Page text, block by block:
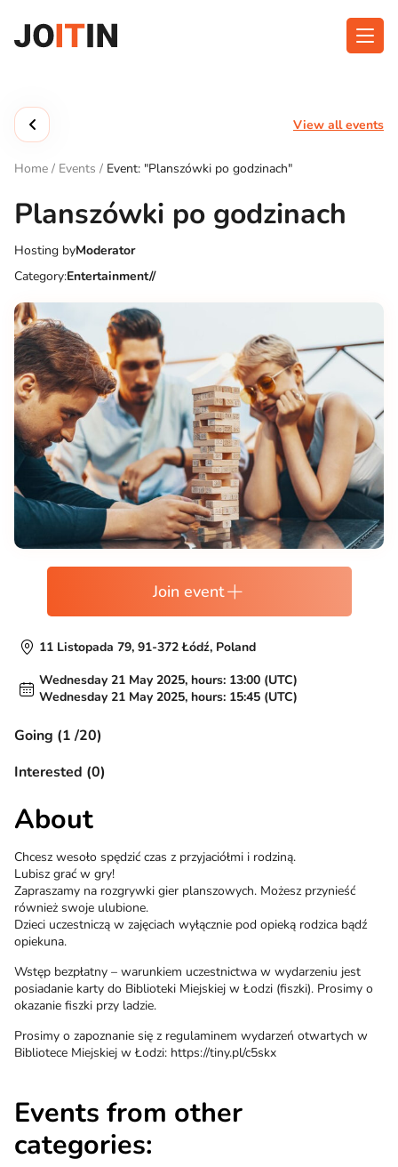
content
Get the App:
View all events
Home / Events / Event: "Planszówki po godzinach"
Planszówki po godzinach
Hosting byModerator
Category:Entertainment//
Join event
11 Listopada 79, 91-372 Łódź, Poland
Wednesday 21 May 2025, hours: 13:00 (UTC)
Wednesday 21 May 2025, hours: 15:45 (UTC)
Going (1 /20)
Interested (0)
About
Chcesz wesoło spędzić czas z przyjaciółmi i rodziną.
Lubisz grać w gry!
Zapraszamy na rozgrywki gier planszowych. Możesz przynieść
również swoje ulubione.
Dzieci uczestniczą w zajęciach wyłącznie pod opieką rodzica bądź
opiekuna.
Wstęp bezpłatny – warunkiem uczestnictwa w wydarzeniu jest
posiadanie karty do Biblioteki Miejskiej w Łodzi (fiszki). Prosimy o
okazanie fiszki przy ladzie.
Prosimy o zapoznanie się z regulaminem wydarzeń otwartych w
Bibliotece Miejskiej w Łodzi: https://tiny.pl/c5skx
Events from other
categories: